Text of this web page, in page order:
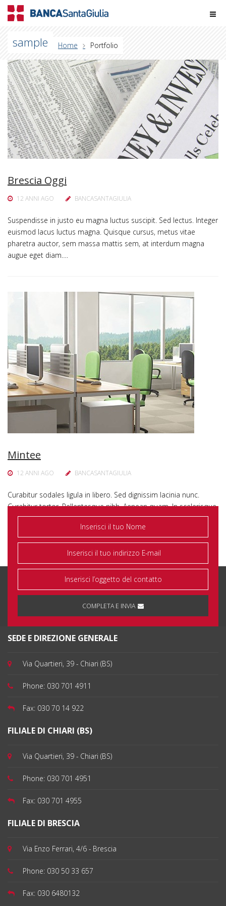
sample Home Portfolio
Brescia Oggi
12 ANNI AGO BANCASANTAGIULIA
Suspendisse in justo eu magna luctus suscipit. Sed lectus. Integer
euismod lacus luctus magna. Quisque cursus, metus vitae
pharetra auctor, sem massa mattis sem, at interdum magna
augue eget diam….
Mintee
12 ANNI AGO BANCASANTAGIULIA
Curabitur sodales ligula in libero. Sed dignissim lacinia nunc.
Curabitur tortor. Pellentesque nibh. Aenean quam. In scelerisque
sem at dolor. Maecenas mattis. Sed convallis tristique sem. Proin
COMPLETA E INVIA
SEDE E DIREZIONE GENERALE
Via Quartieri, 39 - Chiari (BS)
Phone: 030 701 4911
Fax: 030 70 14 922
FILIALE DI CHIARI (BS)
Via Quartieri, 39 - Chiari (BS)
Phone: 030 701 4951
Fax: 030 701 4955
FILIALE DI BRESCIA
Via Enzo Ferrari, 4/6 - Brescia
Phone: 030 50 33 657
Fax: 030 6480132